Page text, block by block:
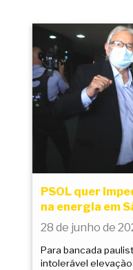
PSOL quer
na energia em
28 de junho de
Para bancada
intolerável